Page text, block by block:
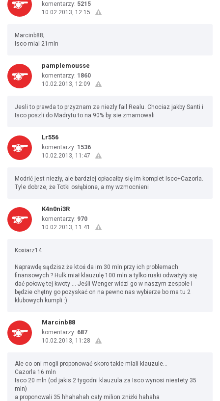
komentarzy: 5215
10.02.2013, 12:15
Marcinb88;
Isco mial 21mln
pamplemousse
komentarzy: 1860
10.02.2013, 12:09
Jesli to prawda to przyznam ze niezly fail Realu. Chociaz jakby Santi i
Isco poszli do Madrytu to na 90% by sie zmarnowali
Lr556
komentarzy: 1536
10.02.2013, 11:47
Modrić jest niezły, ale bardziej opłacałby się im komplet Isco+Cazorla.
Tyle dobrze, że Totki osłąbione, a my wzmocnieni
K4n0ni3R
komentarzy: 970
10.02.2013, 11:41
Koxiarz14
Naprawdę sądzisz że ktoś da im 30 mln przy ich problemach
finansowych ? Hulk miał klauzulę 100 mln a tylko ruski odważyły się
dać połowę tej kwoty ... Jeśli Wenger widzi go w naszym zespole i
będzie chętny go pozyskać on na pewno nas wybierze bo ma tu 2
klubowych kumpli :)
Marcinb88
komentarzy: 687
10.02.2013, 11:28
Ale co oni mogli proponować skoro takie miali klauzule...
Cazorla 16 mln
Isco 20 mln (od jakis 2 tygodni klauzula za Isco wynosi niestety 35
mln)
a proponowali 35 hhahahah cały milion zniżki hahaha